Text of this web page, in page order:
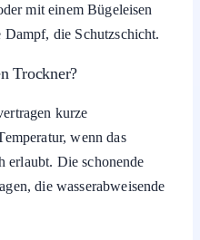
mit einem Bügeleisen
die Schutzschicht.
Trockner?
kurze
wenn das
erlaubt. Die schonende
die wasserabweisende